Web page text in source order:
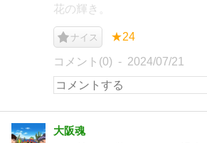
花の輝き。
ナイス ★24
コメント(0) 2024/07/21
大阪魂